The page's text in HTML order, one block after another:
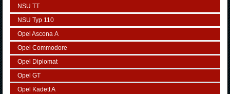
NSU TT
NSU Typ 110
Opel Ascona А
Opel Commodore
Opel Diplomat
Opel GT
Opel Kadett A